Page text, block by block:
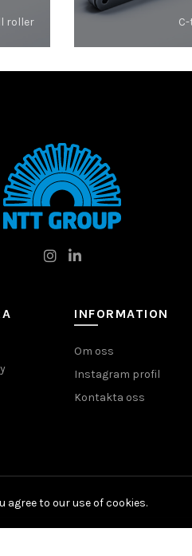
roller
INFORMATION
Om oss
Instagram profil
Kontakta oss
agree to our use of cookies.